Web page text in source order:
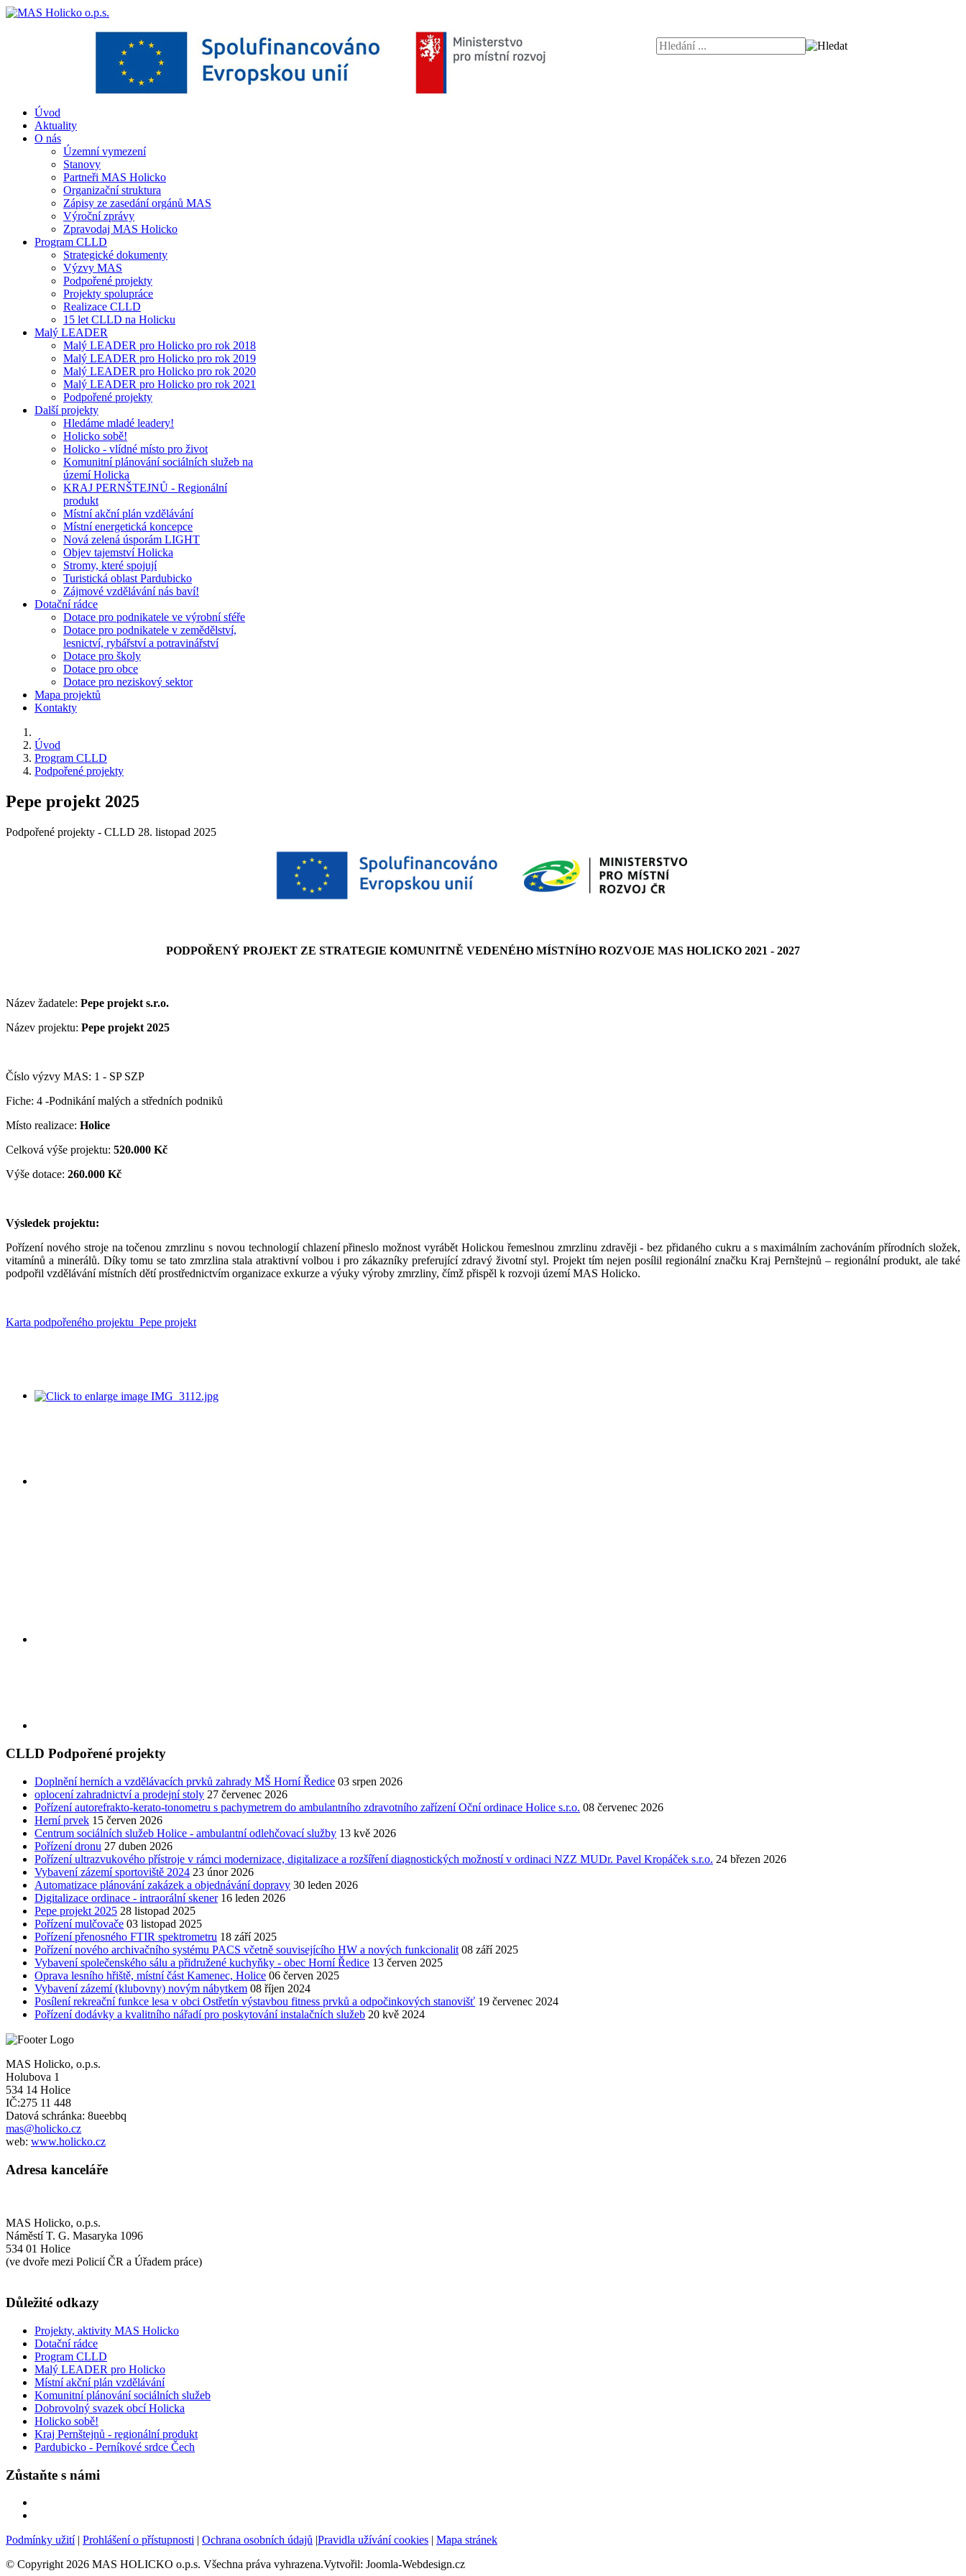
Úvod
Aktuality
O nás
Územní vymezení
Stanovy
Partneři MAS Holicko
Organizační struktura
Zápisy ze zasedání orgánů MAS
Výroční zprávy
Zpravodaj MAS Holicko
Program CLLD
Strategické dokumenty
Výzvy MAS
Podpořené projekty
Projekty spolupráce
Realizace CLLD
15 let CLLD na Holicku
Malý LEADER
Malý LEADER pro Holicko pro rok 2018
Malý LEADER pro Holicko pro rok 2019
Malý LEADER pro Holicko pro rok 2020
Malý LEADER pro Holicko pro rok 2021
Podpořené projekty
Další projekty
Hledáme mladé leadery!
Holicko sobě!
Holicko - vlídné místo pro život
Komunitní plánování sociálních služeb na
území Holicka
KRAJ PERNŠTEJNŮ - Regionální
produkt
Místní akční plán vzdělávání
Místní energetická koncepce
Nová zelená úsporám LIGHT
Objev tajemství Holicka
Stromy, které spojují
Turistická oblast Pardubicko
Zájmové vzdělávání nás baví!
Dotační rádce
Dotace pro podnikatele ve výrobní sféře
Dotace pro podnikatele v zemědělství,
lesnictví, rybářství a potravinářství
Dotace pro školy
Dotace pro obce
Dotace pro neziskový sektor
Mapa projektů
Kontakty
Úvod
Program CLLD
Podpořené projekty
Pepe projekt 2025
Podpořené projekty - CLLD 28. listopad 2025
PODPOŘENÝ PROJEKT ZE STRATEGIE KOMUNITNĚ VEDENÉHO MÍSTNÍHO ROZVOJE MAS HOLICKO 2021 - 2027
Název žadatele: Pepe projekt s.r.o.
Název projektu: Pepe projekt 2025
Číslo výzvy MAS: 1 - SP SZP
Fiche: 4 -Podnikání malých a středních podniků
Místo realizace: Holice
Celková výše projektu: 520.000 Kč
Výše dotace: 260.000 Kč
Výsledek projektu:
Pořízení nového stroje na točenou zmrzlinu s novou technologií chlazení přineslo možnost vyrábět Holickou řemeslnou zmrzlinu zdravěji - bez přidaného cukru a s maximálním zachováním přírodních složek,
vitamínů a minerálů. Díky tomu se tato zmrzlina stala atraktivní volbou i pro zákazníky preferující zdravý životní styl. Projekt tím nejen posílil regionální značku Kraj Pernštejnů – regionální produkt, ale také
podpořil vzdělávání místních dětí prostřednictvím organizace exkurze a výuky výroby zmrzliny, čímž přispěl k rozvoji území MAS Holicko.
Karta podpořeného projektu_Pepe projekt
CLLD Podpořené projekty
Doplnění herních a vzdělávacích prvků zahrady MŠ Horní Ředice 03 srpen 2026
oplocení zahradnictví a prodejní stoly 27 červenec 2026
Pořízení autorefrakto-kerato-tonometru s pachymetrem do ambulantního zdravotního zařízení Oční ordinace Holice s.r.o. 08 červenec 2026
Herní prvek 15 červen 2026
Centrum sociálních služeb Holice - ambulantní odlehčovací služby 13 kvě 2026
Pořízení dronu 27 duben 2026
Pořízení ultrazvukového přístroje v rámci modernizace, digitalizace a rozšíření diagnostických možností v ordinaci NZZ MUDr. Pavel Kropáček s.r.o. 24 březen 2026
Vybavení zázemí sportoviště 2024 23 únor 2026
Automatizace plánování zakázek a objednávání dopravy 30 leden 2026
Digitalizace ordinace - intraorální skener 16 leden 2026
Pepe projekt 2025 28 listopad 2025
Pořízení mulčovače 03 listopad 2025
Pořízení přenosného FTIR spektrometru 18 září 2025
Pořízení nového archivačního systému PACS včetně souvisejícího HW a nových funkcionalit 08 září 2025
Vybavení společenského sálu a přidružené kuchyňky - obec Horní Ředice 13 červen 2025
Oprava lesního hřiště, místní část Kamenec, Holice 06 červen 2025
Vybavení zázemí (klubovny) novým nábytkem 08 říjen 2024
Posílení rekreační funkce lesa v obci Ostřetín výstavbou fitness prvků a odpočinkových stanovišť 19 červenec 2024
Pořízení dodávky a kvalitního nářadí pro poskytování instalačních služeb 20 kvě 2024
MAS Holicko, o.p.s.
Holubova 1
534 14 Holice
IČ:275 11 448
Datová schránka: 8ueebbq
mas@holicko.cz
web: www.holicko.cz
Adresa kanceláře
MAS Holicko, o.p.s.
Náměstí T. G. Masaryka 1096
534 01 Holice
(ve dvoře mezi Policií ČR a Úřadem práce)
Důležité odkazy
Projekty, aktivity MAS Holicko
Dotační rádce
Program CLLD
Malý LEADER pro Holicko
Místní akční plán vzdělávání
Komunitní plánování sociálních služeb
Dobrovolný svazek obcí Holicka
Holicko sobě!
Kraj Pernštejnů - regionální produkt
Pardubicko - Perníkové srdce Čech
Zůstaňte s námi
Podmínky užití| Prohlášení o přístupnosti | Ochrana osobních údajů |Pravidla užívání cookies | Mapa stránek
© Copyright 2026 MAS HOLICKO o.p.s. Všechna práva vyhrazena.Vytvořil: Joomla-Webdesign.cz